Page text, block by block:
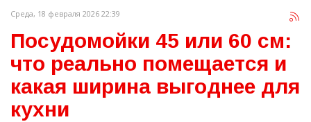
Среда, 18 февраля 2026 22:39
Посудомойки 45 или 60 см:
что реально помещается и
какая ширина выгоднее для
кухни